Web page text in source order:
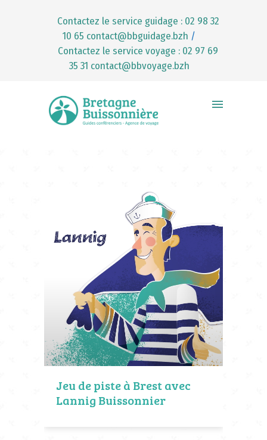
Contactez le service guidage : 02 98 32
10 65 contact@bbguidage.bzh /
Contactez le service voyage : 02 97 69
35 31 contact@bbvoyage.bzh
Jeu de piste à Brest avec
Lannig Buissonnier